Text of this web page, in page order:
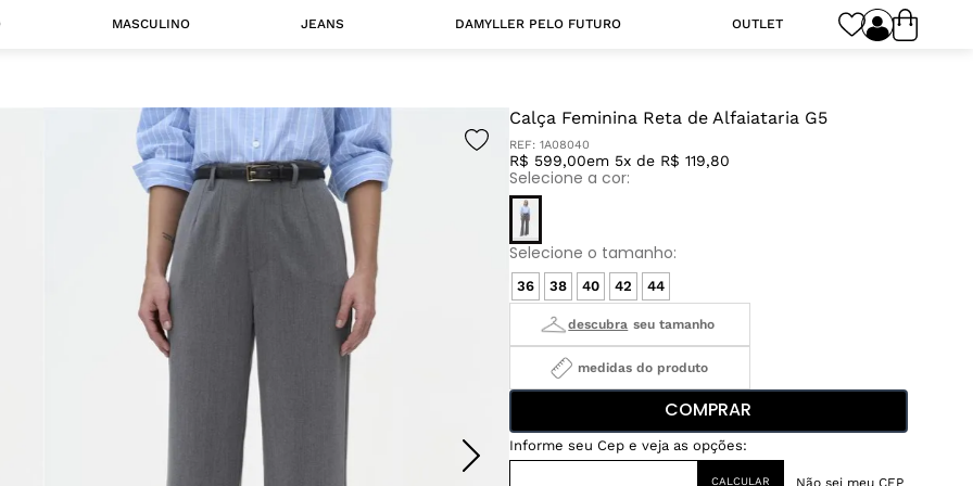
MASCULINO JEANS DAMYLLER PELO FUTURO OUTLET
Calça Feminina Reta de Alfaiataria G5
REF: 1A08040
R$ 599,00em 5x de R$ 119,80
36 38 40 42 44
medidas do produto
COMPRAR
Não sei meu CEP